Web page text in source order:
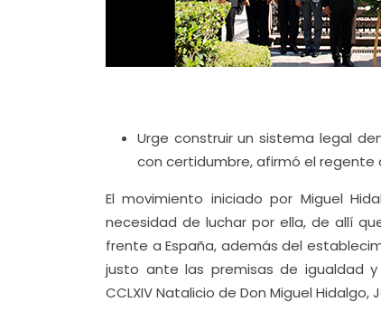
Urge construir un sistema legal
con certidumbre, afirmó el regente
El movimiento iniciado por Miguel
necesidad de luchar por ella, de allí
frente a España, además del
justo ante las premisas de igualdad
CCLXIV Natalicio de Don Miguel Hidalgo,